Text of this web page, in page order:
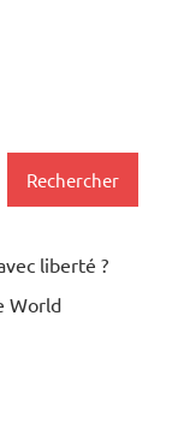
Rechercher
liberté ?
World